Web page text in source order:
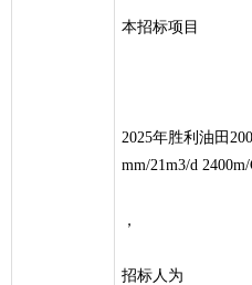
本招标项目
2025年胜利油田
mm/21m3/d
，
招标人为